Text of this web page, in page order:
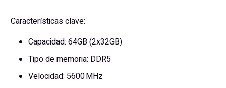
Características clave:
Capacidad: 64GB (2x32GB)
Tipo de memoria: DDR5
Velocidad: 5600 MHz